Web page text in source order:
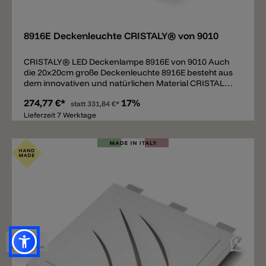
8916E Deckenleuchte CRISTALY® von 9010
CRISTALY® LED Deckenlampe 8916E von 9010 Auch
die 20x20cm große Deckenleuchte 8916E besteht aus
dem innovativen und natürlichen Material CRISTALY®
runde Löcher, aus denen ein diffuses Licht abgestrahlt
wird, erhältlich mit einem LED zu 2700k oder 3000k
Wandfarbe übermalt und somit individuell der
Umgebung angepasst werden.
274,77 €* statt331,84 €* 17%
Lieferzeit 7 Werktage